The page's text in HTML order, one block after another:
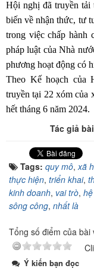
Hội nghị đã truyền tải
biến về nhận thức, tư
trong việc chấp hành
pháp luật củaNhà
phương hoạt động có
Theo Kế hoạch của
truyền tại 22 xóm của
hết tháng 6 năm 2024.
Tác giả
Tags: quy mô, xã
thực hiện, triển khai,
kinh doanh, vai trò,
sông công, nhất là
Tổng số điểm của
Ý kiến bạn đọc